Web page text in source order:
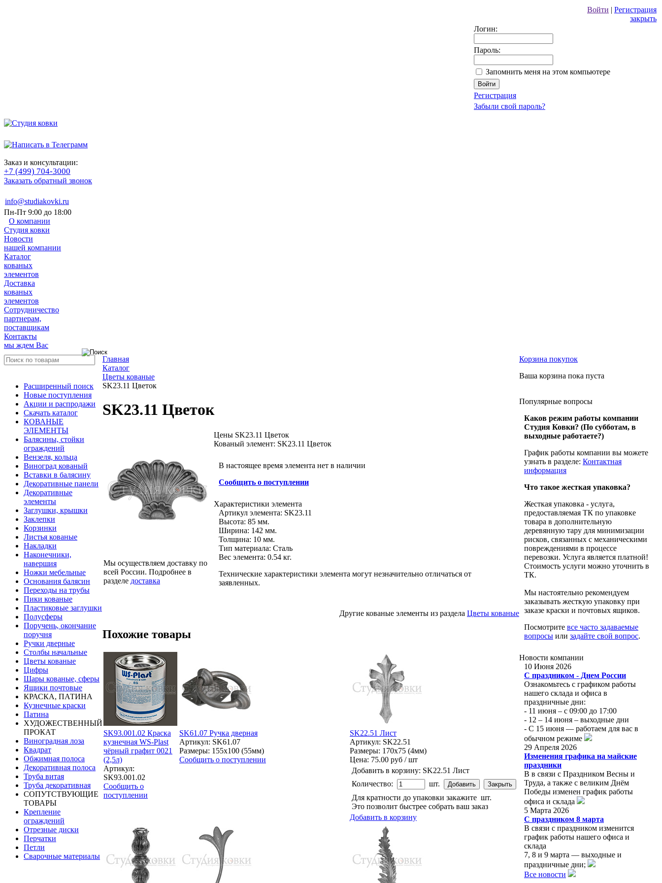
Войти | Регистрация
закрыть
Логин:
Пароль:
Запомнить меня на этом компьютере
Регистрация
Забыли свой пароль?
Заказ и консультации:
+7 (499) 704-3000
Заказать обратный звонок
info@studiakovki.ru
Пн-Пт 9:00 до 18:00
О компании
Студия ковки
Новости
нашей компании
Каталог
кованых
элементов
Доставка
кованых
элементов
Сотрудничество
партнерам,
поставщикам
Контакты
мы ждем Вас
Расширенный поиск
Новые поступления
Акции и распродажи
Скачать каталог
КОВАНЫЕ
ЭЛЕМЕНТЫ
Балясины, стойки
ограждений
Вензеля, кольца
Виноград кованый
Вставки в балясину
Декоративные панели
Декоративные
элементы
Заглушки, крышки
Заклепки
Корзинки
Листья кованые
Накладки
Наконечники,
навершия
Ножки мебельные
Основания балясин
Переходы на трубы
Пики кованые
Пластиковые заглушки
Полусферы
Поручень, окончание
поручня
Ручки дверные
Столбы начальные
Цветы кованые
Цифры
Шары кованые, сферы
Ящики почтовые
КРАСКА, ПАТИНА
Кузнечные краски
Патина
ХУДОЖЕСТВЕННЫЙ
ПРОКАТ
Виноградная лоза
Квадрат
Обжимная полоса
Декоративная полоса
Труба витая
Труба декоративная
СОПУТСТВУЮЩИЕ
ТОВАРЫ
Крепление
ограждений
Отрезные диски
Перчатки
Петли
Сварочные материалы
Главная
Каталог
Цветы кованые
SK23.11 Цветок
SK23.11 Цветок
Мы осуществляем доставку по
всей России. Подробнее в
разделе доставка
Цены SK23.11 Цветок
Кованый элемент: SK23.11 Цветок
В настоящее время элемента нет в наличии
Сообщить о поступлении
Характеристики элемента
Артикул элемента: SK23.11
Высота: 85 мм.
Ширина: 142 мм.
Толщина: 10 мм.
Тип материала: Сталь
Вес элемента: 0.54 кг.
Технические характеристики элемента могут незначительно отличаться от
заявленных.
Другие кованые элементы из раздела Цветы кованые
Похожие товары
SK93.001.02 Краска
кузнечная WS-Plast
чёрный графит 0021
(2,5л)
Артикул:
SK93.001.02
Сообщить о
поступлении
SK61.07 Ручка дверная
Артикул: SK61.07
Размеры: 155x100 (55мм)
Сообщить о поступлении
SK22.51 Лист
Артикул: SK22.51
Размеры: 170x75 (4мм)
Цена: 75.00 руб / шт
Добавить в корзину: SK22.51 Лист
Количество:
шт.
Для кратности до упаковки закажите шт.
Это позволит быстрее собрать ваш заказ
Добавить в корзину
Корзина покупок
Ваша корзина пока пуста
Популярные вопросы
Каков режим работы компании
Студия Ковки? (По субботам, в
выходные работаете?)
График работы компании вы можете
узнать в разделе: Контактная
информация
Что такое жесткая упаковка?
Жесткая упаковка - услуга,
предоставляемая ТК по упаковке
товара в дополнительную
деревянную тару для минимизации
рисков, связанных с механическими
повреждениями в процессе
перевозки. Услуга является платной!
Стоимость услуги можно уточнить в
ТК.
Мы настоятельно рекомендуем
заказывать жесткую упаковку при
заказе краски и почтовых ящиков.
Посмотрите все часто задаваемые
вопросы или задайте свой вопрос.
Новости компании
10 Июня 2026
С праздником - Днем России
Ознакомьтесь с графиком работы
нашего склада и офиса в
праздничные дни:
- 11 июня – с 09:00 до 17:00
- 12 – 14 июня – выходные дни
- С 15 июня — работаем для вас в
обычном режиме
29 Апреля 2026
Изменения графика на майские
праздники
В в связи с Праздником Весны и
Труда, а также с великим Днём
Победы изменен график работы
офиса и склада
5 Марта 2026
С праздником 8 марта
В связи с праздником изменится
график работы нашего офиса и
склада
7, 8 и 9 марта — выходные и
праздничные дни;
Все новости